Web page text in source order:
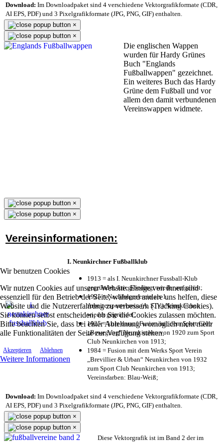
Wir benutzen Cookies
Wir nutzen Cookies auf unserer Website. Einige von ihnen sind
essenziell für den Betrieb der Seite, während andere uns helfen, diese
Website und die Nutzererfahrung zu verbessern (Tracking Cookies).
Sie können selbst entscheiden, ob Sie die Cookies zulassen möchten.
Bitte beachten Sie, dass bei einer Ablehnung womöglich nicht mehr
alle Funktionalitäten der Seite zur Verfügung stehen.
Akzeptieren Ablehnen
Weitere Informationen
Download: Im Downloadpaket sind 4 verschiedene Vektorgrafikformate (CDR,
AI EPS, PDF) und 3 Pixelgrafikformate (JPG, PNG, GIF) enthalten.
×
×
Die englischen Wappen
wurden für Hardy Grünes
Buch "Englands
Fußballwappen" gezeichnet.
Ein weiteres Buch das Hardy
Grüne dem Fußball und vor
allem den damit verbundenen
Vereinswappen widmete.
×
×
Vereinsinformationen:
I. Neunkirchner Fußballklub
1913 = als I. Neunkirchner Fussball-Klub
gegründet, kriegsbedingt wieder aufgelöst;
1925 = Nachfolgeverein als 1.
Arbeitersportverein (A. S. V.) Neunkirchen
wieder gegründet;
1925 = kurz darauf Fusion mit dem Sport Club
„Bewegung“ Neunkirchen von 1920 zum Sport
Club Neunkirchen von 1913;
1984 = Fusion mit dem Werks Sport Verein
„Brevillier & Urban“ Neunkirchen von 1932
zum Sport Club Neunkirchen von 1913;
Vereinsfarben: Blau-Weiß;
Download: Im Downloadpaket sind 4 verschiedene Vektorgrafikformate (CDR,
AI EPS, PDF) und 3 Pixelgrafikformate (JPG, PNG, GIF) enthalten.
×
×
Diese Vektorgrafik ist im Band 2 der im